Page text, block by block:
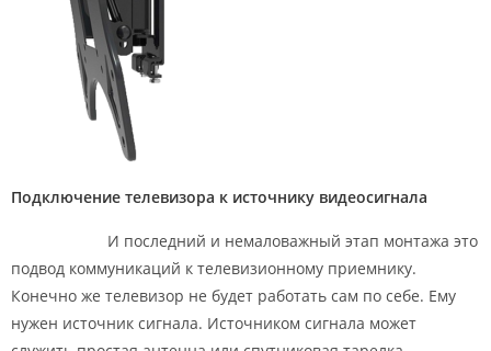
Подключение телевизора к источнику видеосигнала
И последний и немаловажный этап монтажа это
подвод коммуникаций к телевизионному приемнику.
Конечно же телевизор не будет работать сам по себе. Ему
нужен источник сигнала. Источником сигнала может